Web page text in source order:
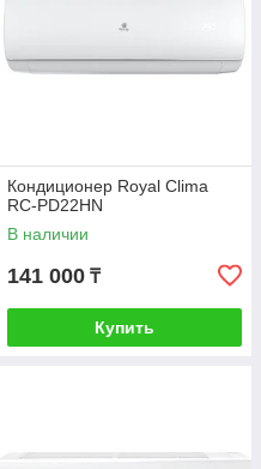
Кондиционер Royal Clima
RC-PD22HN
В наличии
141 000 ₸
Купить